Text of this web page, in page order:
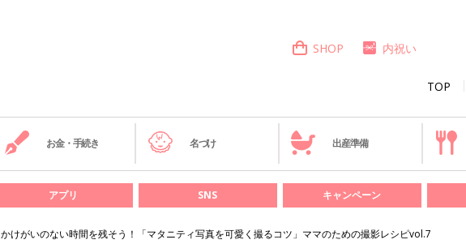
TOP
SHOP 内祝い
お金・手続き 名づけ 出産準備
アプリ SNS キャンペーン
かけがいのない時間を残そう！「マタニティ写真を可愛く撮るコツ」ママのための撮影レシピvol.7